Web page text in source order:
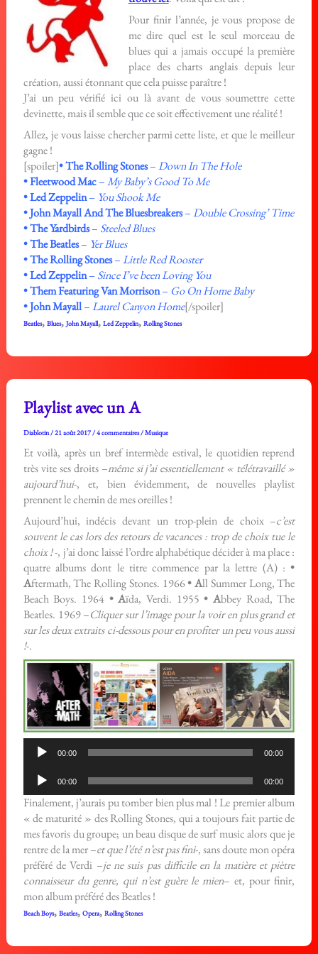
Pour finir l’année, je vous propose de
me dire quel est le seul morceau de
blues qui a jamais occupé la première
place des charts anglais depuis leur
création, aussi étonnant que cela puisse paraître !
J’ai un peu vérifié ici ou là avant de vous soumettre cette
devinette, mais il semble que ce soit effectivement une réalité !
Allez, je vous laisse chercher parmi cette liste, et que le meilleur
gagne !
[spoiler]• The Rolling Stones–Down In The Hole
• Fleetwood Mac–My Baby’s Good To Me
• Led Zeppelin– You Shook Me
• John Mayall And The Bluesbreakers–Double Crossing’ Time
• The Yardbirds– Steeled Blues
• The Beatles– Yer Blues
• The Rolling Stones–Little Red Rooster
• Led Zeppelin– Since I’ve been Loving You
• Them Featuring Van Morrison– Go On Home Baby
• John Mayall–Laurel Canyon Home[/spoiler]
Beatles, Blues, John Mayall, Led Zeppelin, Rolling Stones
Playlist avec un A
Diablotin/21 août 2017/4 commentaires/Musique
Et voilà, après un bref intermède estival, le quotidien reprend
très vite ses droits –même si j’ai essentiellement « télétravaillé »
aujourd’hui-, et, bien évidemment, de nouvelles playlist
prennent le chemin de mes oreilles !
Aujourd’hui, indécis devant un trop-plein de choix –c’est
souvent le cas lors des retours de vacances : trop de choix tue le
choix !-, j’ai donc laissé l’ordre alphabétique décider à ma place :
quatre albums dont le titre commence par la lettre (A) :•
Aftermath, The Rolling Stones. 1966• All Summer Long, The
Beach Boys. 1964 • Aïda, Verdi. 1955• Abbey Road, The
Beatles. 1969 –Cliquer sur l’image pour la voir en plus grand et
sur les deux extraits ci-dessous pour en profiter un peu vous aussi
!-.
Lecteur
audio
00:00 00:00
Lecteur
audio
00:00 00:00
Finalement, j’aurais pu tomber bien plus mal ! Le premier album
« de maturité » des Rolling Stones, qui a toujours fait partie de
mes favoris du groupe; un beau disque de surf music alors que je
rentre de la mer –et que l’été n’est pas fini-, sans doute mon opéra
préféré de Verdi –je ne suis pas difficile en la matière et piètre
connaisseur du genre, qui n’est guère le mien– et, pour finir,
mon album préféré des Beatles !
Beach Boys, Beatles, Opera, Rolling Stones